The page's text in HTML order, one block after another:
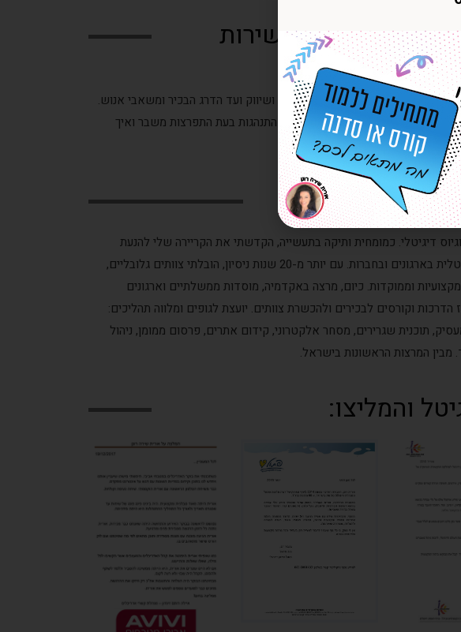
הסדנה לשיפור שירות
ממחלקת שירות לקוחות, מכירות ושיווק ועד הדרג הבכיר ומשאבי אנוש.
דיגיטלי על מקום העבודה, כללי התנהגות בעת התפרצות משבר ואיך
רונן
דיגיטלי. כמומחית ותיקה בתעשייה, הקדשתי את הקריירה שלי להנעת
חדשנות וסביבה דיגיטלית בארגונים ובחברות. עם יותר מ-20 שנות ניסיון, הובלתי צוותים גלובליים,
וממוקדות. כיום, מרצה באקדמיה, מוסדות ממשלתיים וארגונים
הדרכות וקורסים לבכירים ולהכשרת צוותים. יועצת לגופים ומלווה תהליכים:
תוכנית שגרירים, מסחר אלקטרוני, קידום אתרים, פרסום ממומן, ניהול
מבין המרצות הראשונות בישראל.
והמליצו: